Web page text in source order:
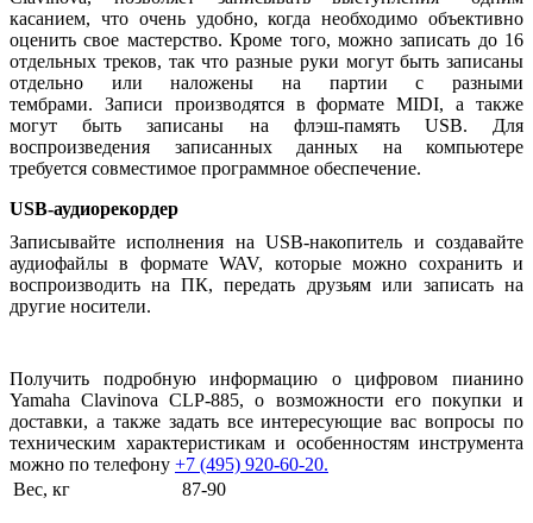
касанием, что очень удобно, когда необходимо объективно
оценить свое мастерство. Кроме того, можно записать до 16
отдельных треков, так что разные руки могут быть записаны
отдельно или наложены на партии с разными
тембрами. Записи производятся в формате MIDI, а также
могут быть записаны на флэш-память USB. Для
воспроизведения записанных данных на компьютере
требуется совместимое программное обеспечение.
USB-аудиорекордер
Записывайте исполнения на USB-накопитель и создавайте
аудиофайлы в формате WAV, которые можно сохранить и
воспроизводить на ПК, передать друзьям или записать на
другие носители.
Получить подробную информацию о цифровом пианино
Yamaha Clavinova CLP-885, о возможности его покупки и
доставки, а также задать все интересующие вас вопросы по
техническим характеристикам и особенностям инструмента
можно по телефону +7 (495) 920-60-20.
Вес, кг
87-90